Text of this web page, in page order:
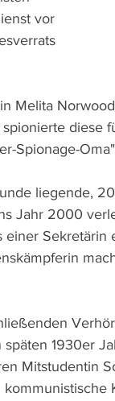
vor
Melita
diese
Spionage-
liegende,
Jahr 2000
einer
1930er
Mitstudentin